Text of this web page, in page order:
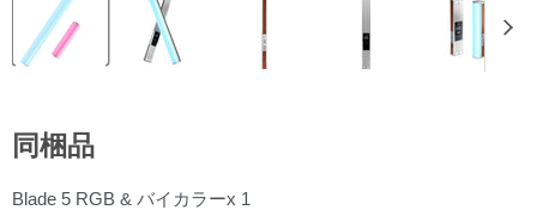
同梱品
Blade 5 RGB & バイカラーx 1